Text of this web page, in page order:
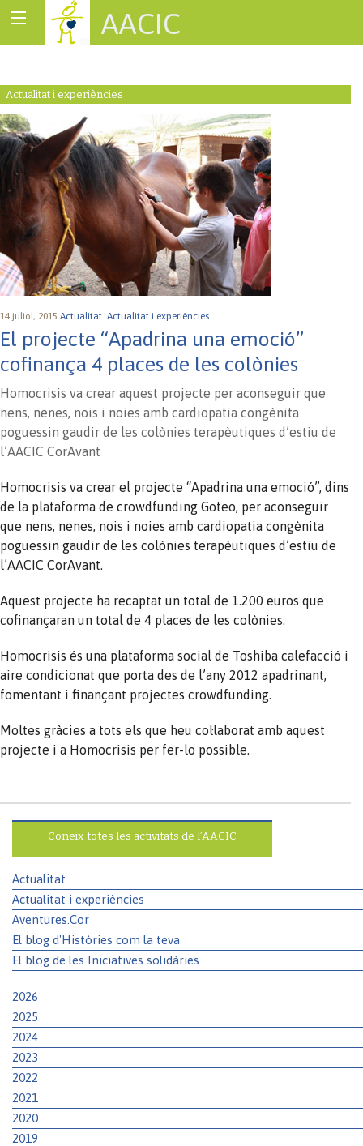
AACIC
Actualitat i experiències
14 juliol, 2015 Actualitat. Actualitat i experiències.
El projecte “Apadrina una emoció”
cofinança 4 places de les colònies
Homocrisis va crear aquest projecte per aconseguir que
nens, nenes, nois i noies amb cardiopatia congènita
poguessin gaudir de les colònies terapèutiques d’estiu de
l’AACIC CorAvant
Homocrisis va crear el projecte “Apadrina una emoció”, dins
de la plataforma de crowdfunding Goteo, per aconseguir
que nens, nenes, nois i noies amb cardiopatia congènita
poguessin gaudir de les colònies terapèutiques d’estiu de
l’AACIC CorAvant.
Aquest projecte ha recaptat un total de 1.200 euros que
cofinançaran un total de 4 places de les colònies.
Homocrisis és una plataforma social de Toshiba calefacció i
aire condicionat que porta des de l’any 2012 apadrinant,
fomentant i finançant projectes crowdfunding.
Moltes gràcies a tots els que heu col·laborat amb aquest
projecte i a Homocrisis per fer-lo possible.
Coneix totes les activitats de l’AACIC
Actualitat
Actualitat i experiències
Aventures.Cor
El blog d'Històries com la teva
El blog de les Iniciatives solidàries
2026
2025
2024
2023
2022
2021
2020
2019